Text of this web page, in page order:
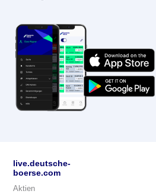
live.deutsche-
boerse.com
Aktien